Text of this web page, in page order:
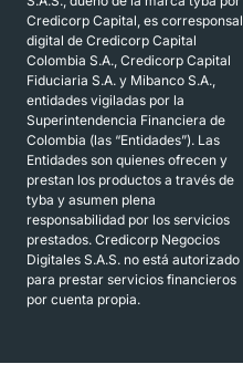
Credicorp Capital, es corresponsal
digital de Credicorp Capital
Colombia S.A., Credicorp Capital
Fiduciaria S.A. y Mibanco S.A.,
entidades vigiladas por la
Superintendencia Financiera de
Colombia (las “Entidades”). Las
Entidades son quienes ofrecen y
prestan los productos a través de
tyba y asumen plena
responsabilidad por los servicios
prestados. Credicorp Negocios
Digitales S.A.S. no está autorizado
para prestar servicios financieros
por cuenta propia.